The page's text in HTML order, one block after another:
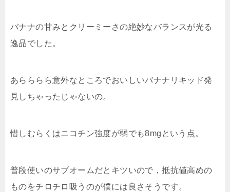
バナナの甘みとクリーミーさの絶妙なバランスが光る
逸品でした。
あらららら意外なところでおいしいバナナリキッド発
見しちゃったじゃないの。
惜しむらくはニコチン強度が弱でも8mgという点。
普段使いのサブオームだとキツいので，抵抗値高めの
ものをチロチロ吸うのが僕には良さそうです。